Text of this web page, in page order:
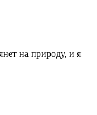
на природу, и я